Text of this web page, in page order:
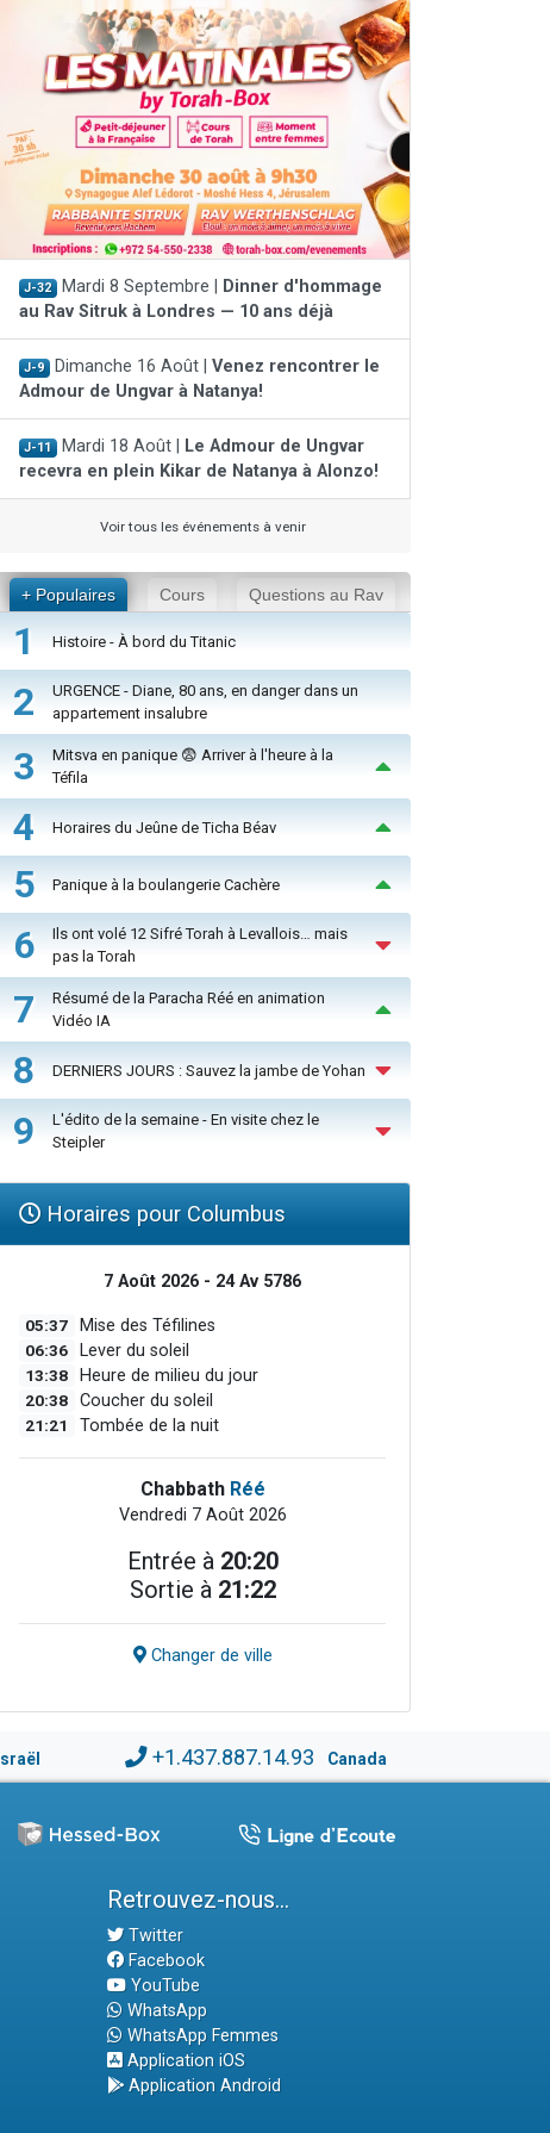
J-32 Mardi 8 Septembre |
Dinner d'hommage
au Rav Sitruk à Londres — 10 ans déjà
J-9 Dimanche 16 Août | Venez rencontrer le
Admour de Ungvar à Natanya!
J-11 Mardi 18 Août |
Le Admour de Ungvar
recevra en plein Kikar de Natanya à Alonzo!
Voir tous les événements à venir
+ Populaires Cours Questions au Rav
1 Histoire - À bord du Titanic
2
URGENCE - Diane, 80 ans, en danger dans un
appartement insalubre
3
Mitsva en panique 😨 Arriver à l'heure à la
Téfila
4 Horaires du Jeûne de Ticha Béav
5 Panique à la boulangerie Cachère
6
Ils ont volé 12 Sifré Torah à Levallois… mais
pas la Torah
7
Résumé de la Paracha Réé en animation
Vidéo IA
8 DERNIERS JOURS : Sauvez la jambe de Yohan
9
L'édito de la semaine - En visite chez le
Steipler
Horaires pour Columbus
7 Août 2026 - 24 Av 5786
05:37 Mise des Téfilines
06:36 Lever du soleil
13:38 Heure de milieu du jour
20:38 Coucher du soleil
21:21 Tombée de la nuit
Chabbath Réé
Vendredi 7 Août 2026
Entrée à 20:20
Sortie à 21:22
Changer de ville
Israël +1.437.887.14.93 Canada
Retrouvez-nous...
Twitter
Facebook
YouTube
WhatsApp
WhatsApp Femmes
Application iOS
Application Android